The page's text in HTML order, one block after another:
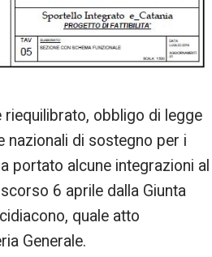
riequilibrato, obbligo di legge
nazionali di sostegno per i
portato alcune integrazioni al
6 aprile dalla Giunta
quale atto
Generale.